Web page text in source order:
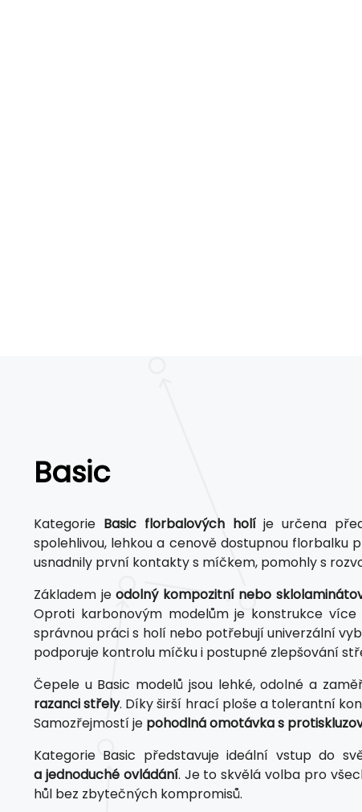
Basic
Kategorie Basic florbalových holíje určena
spolehlivou, lehkou a cenově dostupnou
usnadnily první kontakty s míčkem, pomohly s
Základem jeodolný kompozitní nebo
Oproti karbonovým modelům je konstrukce
správnou práci s holí nebo potřebují univerzální
podporuje kontrolu míčku i postupné zlepšování
Čepele u Basic modelů jsou lehké, odolné a
razanci střely. Díky širší hrací ploše a tolerantní
Samozřejmostí je pohodlná omotávka s
Kategorie Basic představuje ideální vstup do
a jednoduché ovládání. Je to skvělá volba pro
hůl bez zbytečných kompromisů.